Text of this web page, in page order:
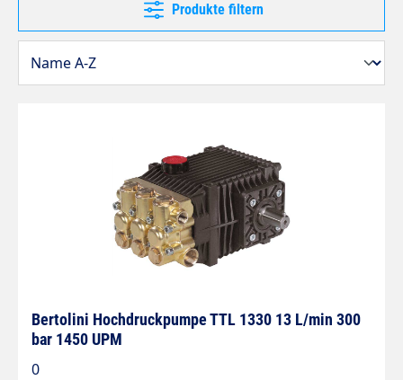
Produkte filtern
Bertolini Hochdruckpumpe TTL 1330 13 L/min 300
bar 1450 UPM
0